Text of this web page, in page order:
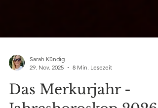
29. Nov. 2025
8 Min. Lesezeit